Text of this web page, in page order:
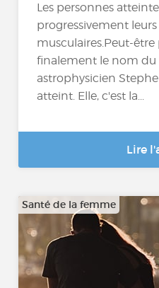
Les personnes
progressivement
musculaires.Peut-
finalement le nom du
astrophysicien
atteint. Elle, c'est la...
Lire
Santé de la femme